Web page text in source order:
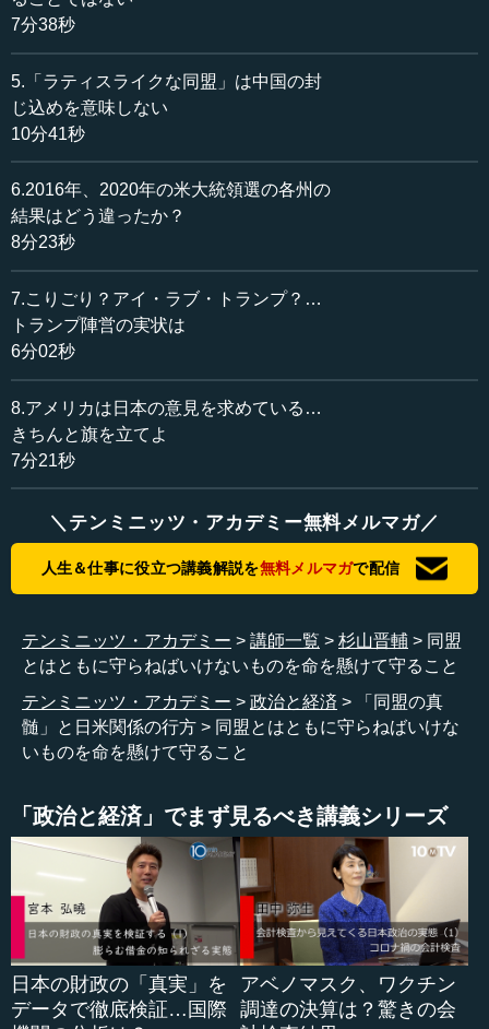
その中でも1つ、岸田さんの演説の中で象徴的なところと
しては、“I am here to say that Japan is already standing
shoulder at shoulder with United States of America, you are
not alone. We are with you.（私は次のことを言うためにこ
ってきています。あなたたちは1人ではない。私たちは常に
あなたたちとあります）”という、英語も非常にクリスプな
（歯切れ良い）、いい表現だと思います。
ます。
ウクライナ（についての発言）の時には、苦虫を噛み潰
したような顔ではないけれど、一部の人がスタンディング
オベーションで、例えば、カマラ・ハリスさんはニコニコ
してワッと立って拍手をしている時に、下院議長のマイ
ク・ジョンソンさんは、こちらの方を向いて全然拍手もし
ずいぶんの人が立ち上がりましたけれど、共和党のいわゆ
る「フリーダム・コーカス」といわれる人たちは立たなか
ったのです。
しかし“I am here to say that Japan is already standing
shoulder to shoulder with United States of America, you are
not alone, we are with you.”と（岸田首相が）言った時は、
本当に全員が立ち上がって、マイク・ジョンソンさんもカ
マラ・ハリスさんも、総理の後ろで立ち上がって万雷の拍
手をされました。
英語も非常にいい英語だったと思います。一部の批判的
論者の中には、「ここまで大見得を切ってしまって大丈夫
か」と思った人はきっといるでしょうが、私は思いません
でした。こういうふうに、グローバルパートナーになると
言ったわけです。
もちろん、先ほど（第1話で）お話しした、韓国、朝鮮半
島、台湾、それから台湾海峡は当然かもしれませんし、世
界の隅から隅まで...
7分38秒
5.「ラティスライクな同盟」は中国の封
じ込めを意味しない
10分41秒
6.2016年、2020年の米大統領選の各州の
結果はどう違ったか？
8分23秒
7.こりごり？アイ・ラブ・トランプ？…
トランプ陣営の実状は
6分02秒
8.アメリカは日本の意見を求めている…
きちんと旗を立てよ
7分21秒
＼テンミニッツ・アカデミー無料メルマガ／
人生＆仕事に役立つ講義解説を無料メルマガで配信
テンミニッツ・アカデミー 講師一覧 杉山晋輔
同盟
とはともに守らねばいけないものを命を懸けて守ること
テンミニッツ・アカデミー
政治と経済
「同盟の真
髄」と日米関係の行方
同盟とはともに守らねばいけな
いものを命を懸けて守ること
「政治と経済」でまず見るべき講義シリーズ
日本の財政の「真実」を
データで徹底検証…国際
アベノマスク、ワクチン
調達の決算は？驚きの会